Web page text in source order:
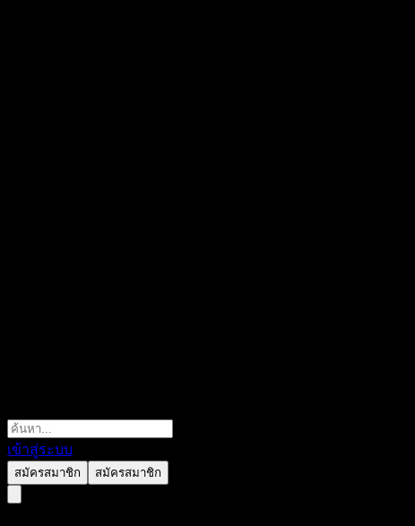
เข้าสู่ระบบ
สมัครสมาชิก สมัครสมาชิก